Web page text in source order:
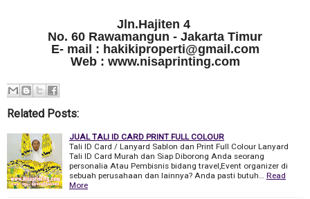
Jln.Hajiten 4
No. 60 Rawamangun - Jakarta Timur
E- mail : hakikiproperti@gmail.com
Web : www.nisaprinting.com
Related Posts:
JUAL TALI ID CARD PRINT FULL COLOUR
Tali ID Card / Lanyard Sablon dan Print Full Colour Lanyard
Tali ID Card Murah dan Siap Diborong Anda seorang
personalia Atau Pembisnis bidang travel,Event organizer di
sebuah perusahaan dan lainnya? Anda pasti butuh…
Read
More